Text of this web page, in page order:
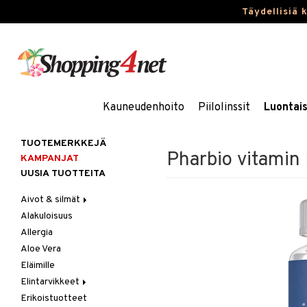
Täydellisiä
Kauneudenhoito Piilolinssit
Pharbio vitamin
TUOTEMERKKEJÄ
KAMPANJAT
UUSIA TUOTTEITA
Aivot & silmät
Muisti
Rasvahapot
Silmät
Alakuloisuus
Allergia
Aloe Vera
Eläimille
Elintarvikkeet
Hedelmät & pähkinät
Erikoistuotteet